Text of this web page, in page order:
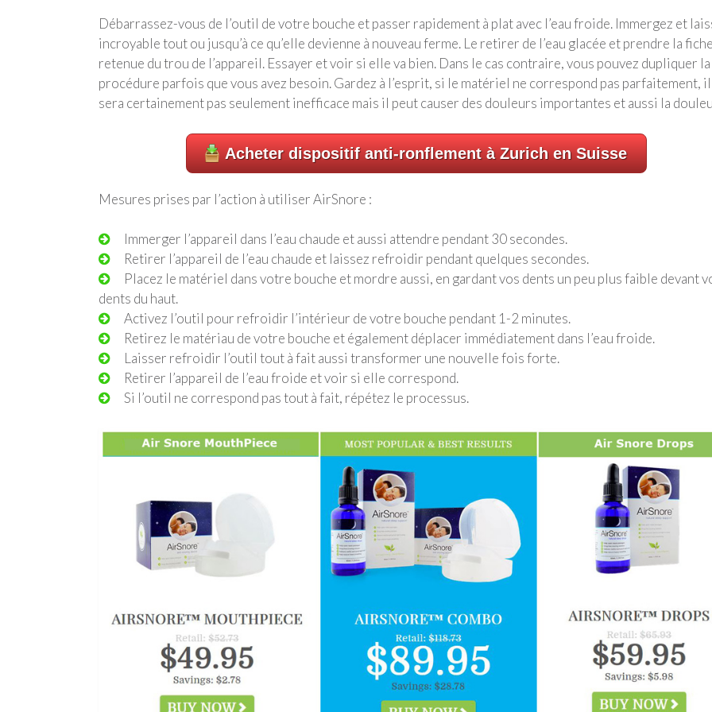
Débarrassez-vous de l’outil de votre bouche et passer rapidement à plat avec l’eau froide. Immergez et
incroyable tout ou jusqu’à ce qu’elle devienne à nouveau ferme. Le retirer de l’eau glacée et prendre la
retenue du trou de l’appareil. Essayer et voir si elle va bien. Dans le cas contraire, vous pouvez dupliquer la
procédure parfois que vous avez besoin. Gardez à l’esprit, si le matériel ne correspond pas parfaitement,
sera certainement pas seulement inefficace mais il peut causer des douleurs importantes et aussi la
Acheter dispositif anti-ronflement à Zurich en Suisse
Mesures prises par l’action à utiliser AirSnore :
Immerger l’appareil dans l’eau chaude et aussi attendre pendant 30 secondes.
Retirer l’appareil de l’eau chaude et laissez refroidir pendant quelques secondes.
Placez le matériel dans votre bouche et mordre aussi, en gardant vos dents un peu plus faible devant
dents du haut.
Activez l’outil pour refroidir l’intérieur de votre bouche pendant 1-2 minutes.
Retirez le matériau de votre bouche et également déplacer immédiatement dans l’eau froide.
Laisser refroidir l’outil tout à fait aussi transformer une nouvelle fois forte.
Retirer l’appareil de l’eau froide et voir si elle correspond.
Si l’outil ne correspond pas tout à fait, répétez le processus.